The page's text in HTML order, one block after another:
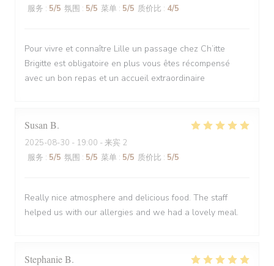
服务 : 5/5 氛围 : 5/5 菜单 : 5/5 质价比 : 4/5
Pour vivre et connaître Lille un passage chez Ch’itte
Brigitte est obligatoire en plus vous êtes récompensé
avec un bon repas et un accueil extraordinaire
Susan B
2025-08-30 - 19:00 - 来宾 2
服务 : 5/5 氛围 : 5/5 菜单 : 5/5 质价比 : 5/5
Really nice atmosphere and delicious food. The staff
helped us with our allergies and we had a lovely meal.
StephanieB